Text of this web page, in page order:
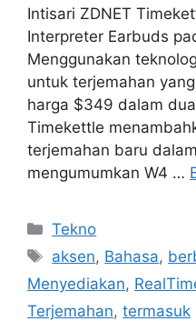
Intisari ZDNET
Interpreter Earbuds
Menggunakan
untuk terjemahan
harga $349 dalam
Timekettle
terjemahan baru
mengumumkan W4 …
Kategori
Tekno
Tag
aksen, Bahasa,
Menyediakan,
Terjemahan, termasuk